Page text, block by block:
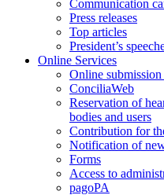
Communication
Press releases
Top articles
President’s
Online Services
Online
ConciliaWeb
Reservation of
bodies and users
Contribution for
Notification of
Forms
Access to
pagoPA